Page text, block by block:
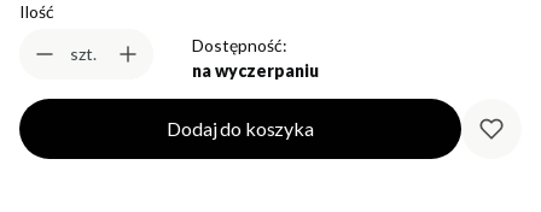
Ilość
szt.
Dostępność:
na wyczerpaniu
Dodaj do koszyka